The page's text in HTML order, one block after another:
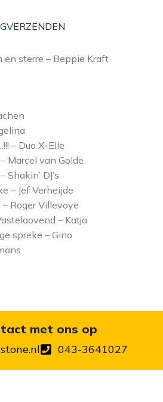
VERZENDEN
sterre – Beppie Kraft
– Duo X-Elle
Marcel van Golde
DJ’s
– Jef Verheijde
Roger Villevoye
– Katja
spreke – Gino
met ons op
043-3641027